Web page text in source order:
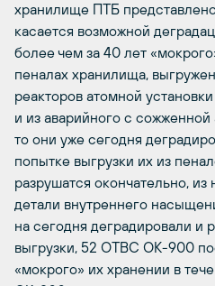
хранилище ПТБ
касается возможной
более чем за 40 лет
пеналах хранилища,
реакторов атомной
и из аварийного с сожженной
то они уже сегодня
попытке выгрузки их из
разрушатся окончательно,
детали внутреннего
на сегодня деградировали и
выгрузки, 52 ОТВС ОК-900
«мокрого» их хранении в